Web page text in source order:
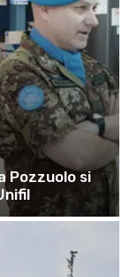
Pozzuolo si